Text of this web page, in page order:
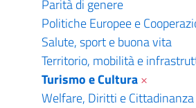
Parità di genere
Politiche Europee e
Salute, sport e buona vita
Territorio, mobilità e
Turismo e Cultura×
Welfare, Diritti e Cittadinanza